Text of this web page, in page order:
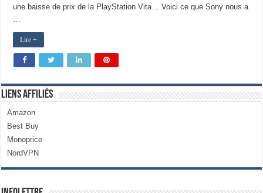
une baisse de prix de la PlayStation Vita… Voici ce que Sony nous a
…
Lire +
Liens Affiliés
Amazon
Best Buy
Monoprice
NordVPN